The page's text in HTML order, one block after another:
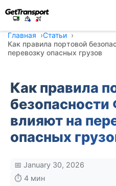
Главная
Статьи
Как правила портовой
перевозку опасных грузов
Как правила
влияют на
опасных
📅 January 30, 2026
⏱️ 4 мин